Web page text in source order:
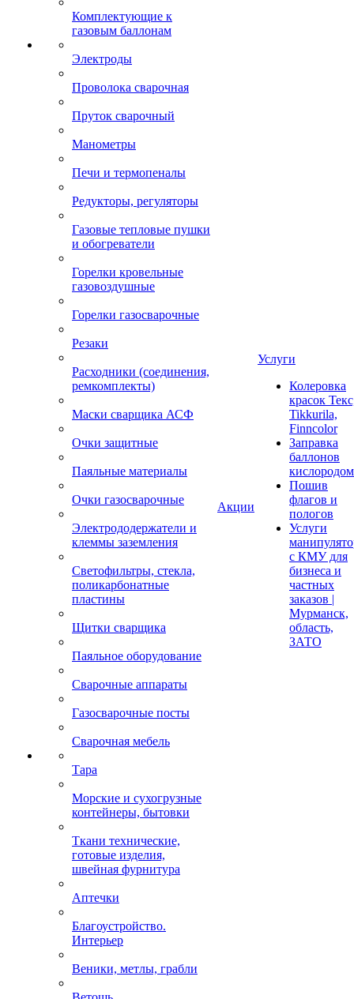
Комплектующие к
газовым баллонам
Электроды
Проволока сварочная
Пруток сварочный
Манометры
Печи и термопеналы
Редукторы, регуляторы
Газовые тепловые пушки
и обогреватели
Горелки кровельные
газовоздушные
Горелки газосварочные
Резаки
Расходники (соединения,
ремкомплекты)
Маски сварщика АСФ
Очки защитные
Паяльные материалы
Очки газосварочные
Электрододержатели и
клеммы заземления
Светофильтры, стекла,
поликарбонатные
пластины
Щитки сварщика
Паяльное оборудование
Сварочные аппараты
Газосварочные посты
Сварочная мебель
Тара
Морские и сухогрузные
контейнеры, бытовки
Ткани технические,
готовые изделия,
швейная фурнитура
Аптечки
Благоустройство.
Интерьер
Веники, метлы, грабли
Акции
Услуги
Колеровка
красок
Tikkurila,
Finncolor
Заправка
баллонов
кислородом
Пошив
флагов и
пологов
Услуги
с КМУ для
бизнеса и
частных
заказов |
Мурманск,
область,
ЗАТО